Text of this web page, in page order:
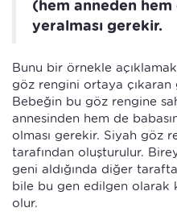
(hem anneden
yeralması gerekir.
Bunu bir örnekle
göz rengini ortaya çıkaran
Bebeğin bu göz rengine
annesinden hem de
olması gerekir. Siyah göz
tarafından oluşturulur.
geni aldığında diğer
bile bu gen edilgen olarak
olur.